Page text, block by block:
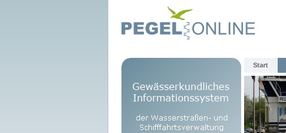
Start